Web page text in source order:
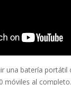
una batería portátil
móviles al